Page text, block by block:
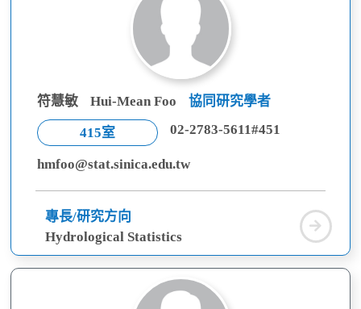
符慧敏 Hui-Mean Foo 協同研究學者
415室 02-2783-5611#451
hmfoo@stat.sinica.edu.tw
專長/研究方向
Hydrological Statistics
符
慧
敏